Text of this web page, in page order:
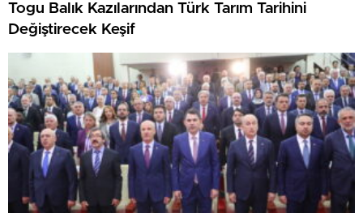
Togu Balık Kazılarından Türk Tarım Tarihini
Değiştirecek Keşif